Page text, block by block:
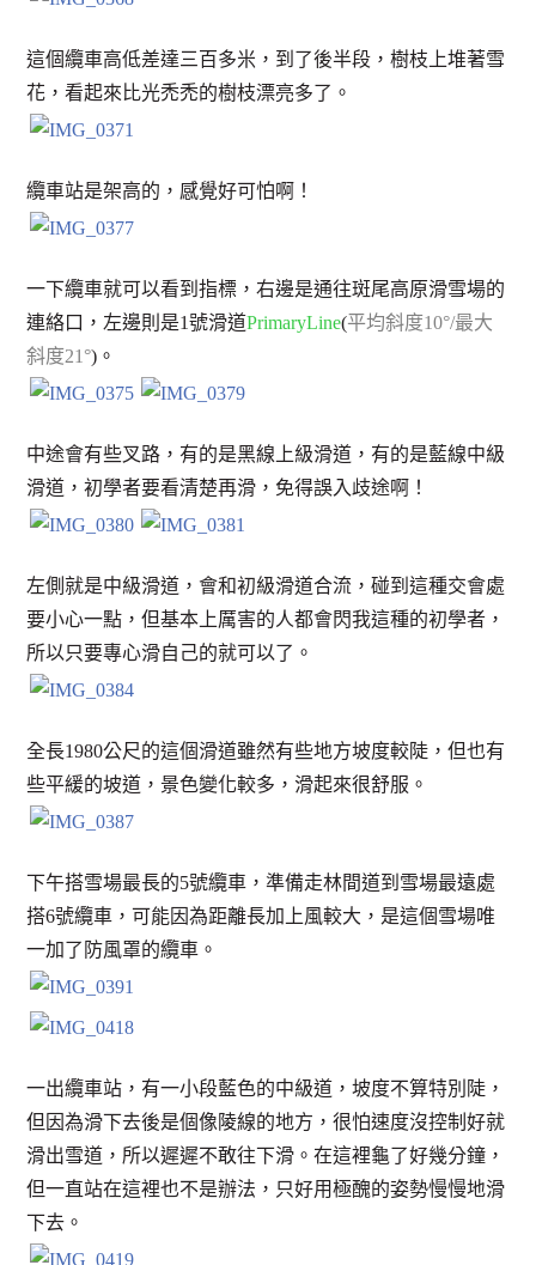
這個纜車高低差達三百多米，到了後半段，樹枝上堆著雪
花，看起來比光禿禿的樹枝漂亮多了。
纜車站是架高的，感覺好可怕啊！
一下纜車就可以看到指標，右邊是通往斑尾高原滑雪場的
連絡口，左邊則是1號滑道PrimaryLine(平均斜度10°/最大
斜度21°)。
中途會有些叉路，有的是黑線上級滑道，有的是藍線中級
滑道，初學者要看清楚再滑，免得誤入歧途啊！
左側就是中級滑道，會和初級滑道合流，碰到這種交會處
要小心一點，但基本上厲害的人都會閃我這種的初學者，
所以只要專心滑自己的就可以了。
全長1980公尺的這個滑道雖然有些地方坡度較陡，但也有
些平緩的坡道，景色變化較多，滑起來很舒服。
下午搭雪場最長的5號纜車，準備走林間道到雪場最遠處
搭6號纜車，可能因為距離長加上風較大，是這個雪場唯
一加了防風罩的纜車。
一出纜車站，有一小段藍色的中級道，坡度不算特別陡，
但因為滑下去後是個像陵線的地方，很怕速度沒控制好就
滑出雪道，所以遲遲不敢往下滑。在這裡龜了好幾分鐘，
但一直站在這裡也不是辦法，只好用極醜的姿勢慢慢地滑
下去。